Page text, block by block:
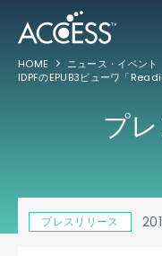
HOME ニュース・イベント
プ
プレスリリース